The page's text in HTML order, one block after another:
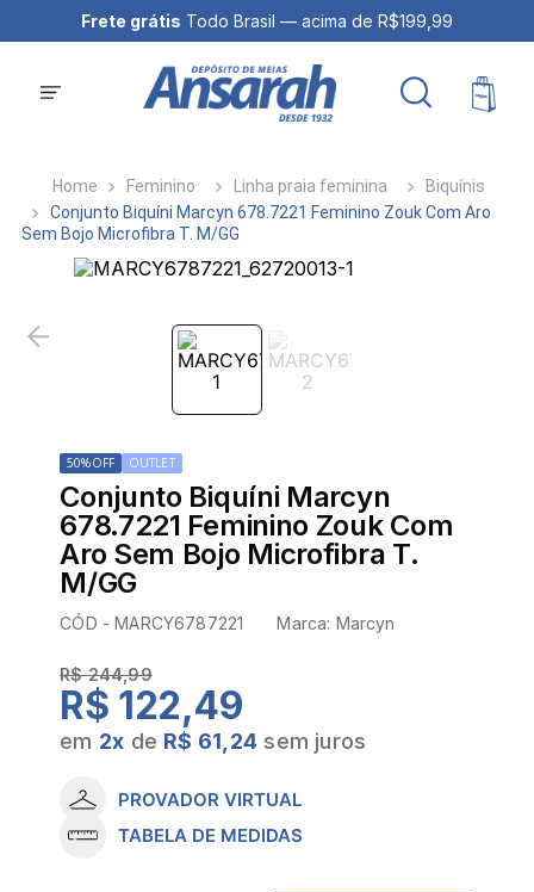
Todo Brasil — acima de R$199,99 Frete grátisExclusivo
Feminino Linha praia feminina
Biquínis
Conjunto Biquíni Marcyn 678.7221 Feminino Zouk Com Aro
Sem Bojo Microfibra T. M/GG
50%OFF OUTLET
Conjunto Biquíni Marcyn
678.7221 Feminino Zouk Com
Aro Sem Bojo Microfibra T.
M/GG
CÓD -MARCY6787221 Marca: Marcyn
R$ 244,99
R$ 122,49
em 2x de R$ 61,24 sem juros
PROVADOR VIRTUAL
TABELA DE MEDIDAS